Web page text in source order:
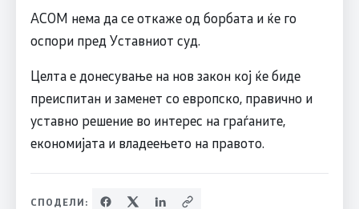
АСОМ нема да се откаже од борбата и ќе го
оспори пред Уставниот суд.
Целта е донесување на нов закон кој ќе биде
преиспитан и заменет со европско, правично и
уставно решение во интерес на граѓаните,
економијата и владеењето на правото.
СПОДЕЛИ: